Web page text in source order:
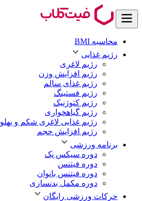
محاسبه BMI
رژیم غذایی
رژیم لاغری
رژیم افزایش وزن
رژیم غذای سالم
رژیم فستینگ
رژیم کتوژنیک
رژیم گیاهخواری
رژیم غذایی لاغری شکم و پهلو
رژیم افزایش حجم
برنامه ورزشی
دوره سیکس پک
دوره فیتنس
دوره فیتنس بانوان
دوره مکمل بدنسازی
حرکات ورزشی رایگان